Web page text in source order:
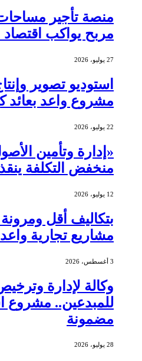
منصة تأجير
مربح يواكب
27 يوليو، 2026
استوديو تصوير
مشروع واعد بعائد
22 يوليو، 2026
«إدارة وتأمين
منخفض التكلفة
12 يوليو، 2026
مشاريع تجارية
3 أغسطس، 2026
وكالة لإدارة
للمبدعين.. مشروع
مضمونة
28 يوليو، 2026